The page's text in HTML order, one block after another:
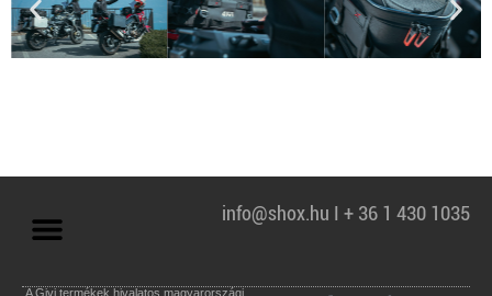
info@shox.hu I + 36 1 430 1035
A Givi termékek hivalatos magyarországi